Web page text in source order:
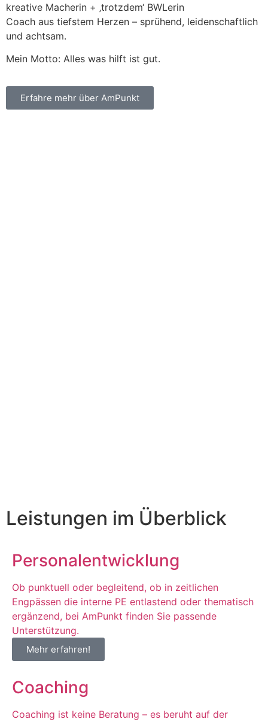
kreative Macherin + ‚trotzdem‘ BWLerin
Coach aus tiefstem Herzen – sprühend, leidenschaftlich
und achtsam.
Mein Motto: Alles was hilft ist gut.
Erfahre mehr über AmPunkt
Leistungen im Überblick
Personalentwicklung
Ob punktuell oder begleitend, ob in zeitlichen
Engpässen die interne PE entlastend oder thematisch
ergänzend, bei AmPunkt finden Sie passende
Unterstützung.
Mehr erfahren!
Coaching
Coaching ist keine Beratung – es beruht auf der